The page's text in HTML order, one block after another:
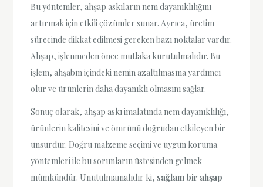
Bu yöntemler, ahşap askıların nem dayanıklılığını
artırmak için etkili çözümler sunar. Ayrıca, üretim
sürecinde dikkat edilmesi gereken bazı noktalar vardır.
Ahşap, işlenmeden önce mutlaka kurutulmalıdır. Bu
işlem, ahşabın içindeki nemin azaltılmasına yardımcı
olur ve ürünlerin daha dayanıklı olmasını sağlar.
Sonuç olarak, ahşap askı imalatında nem dayanıklılığı,
ürünlerin kalitesini ve ömrünü doğrudan etkileyen bir
unsurdur. Doğru malzeme seçimi ve uygun koruma
yöntemleri ile bu sorunların üstesinden gelmek
mümkündür. Unutulmamalıdır ki, sağlam bir ahşap